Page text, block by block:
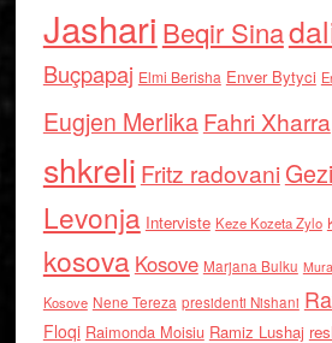
Jashari Beqir Sina
Buçpapaj Elmi Berisha Enver Bytyci
Eugjen MerlikaFahri Xharra
shkreli Fritz radovani
Levonja Interviste Keze Kozeta Zylo
kosova Kosove Marjana Bulku
Kosove Nene Tereza presidenti Nishani
Floqi Raimonda Moisiu Ramiz Lushaj